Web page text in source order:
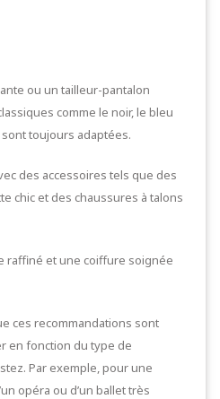
ou un tailleur-pantalon
comme le noir, le bleu
toujours adaptées.
des accessoires tels que des
chic et des chaussures à talons
raffiné et une coiffure soignée
ces recommandations sont
en fonction du type de
Par exemple, pour une
opéra ou d’un ballet très